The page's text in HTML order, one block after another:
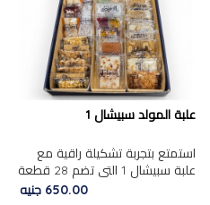
علبة المولد سبيشال 1
استمتع بتجربة تشكيلة راقية مع
علبة سبيشال 1 التي تضم 28 قطعة
من تشكيلة مختارة بعناية من أفخر
650.00 جنيه